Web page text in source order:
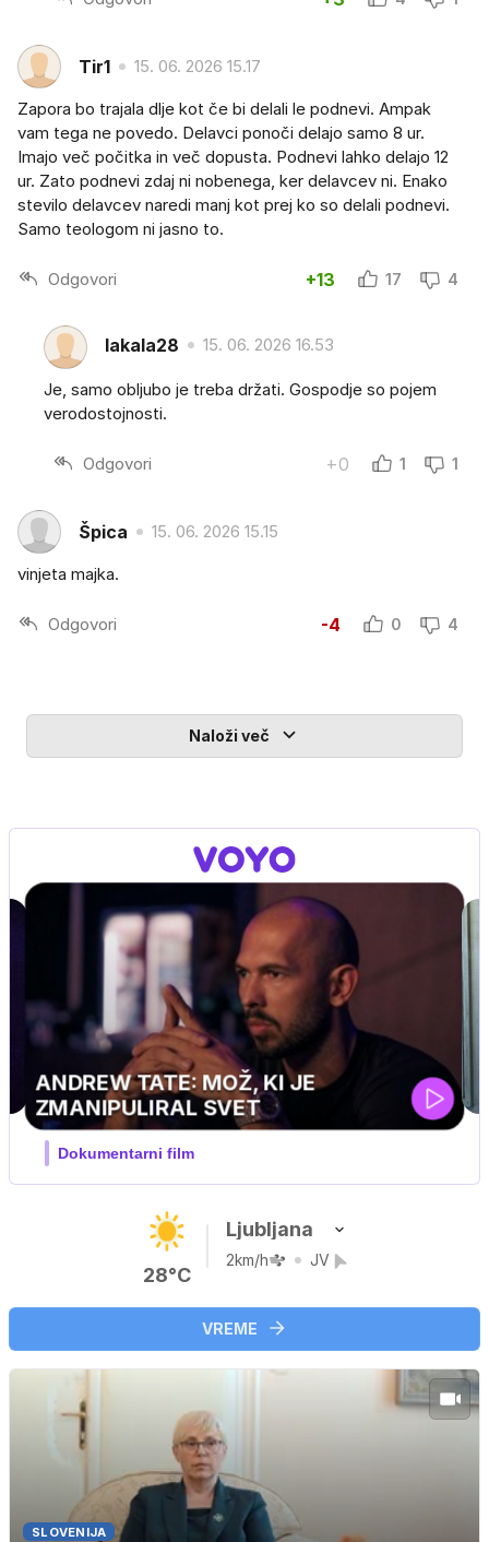
Tir1 15. 06. 2026 15.17
Zapora bo trajala dlje kot če bi delali le podnevi. Ampak
vam tega ne povedo. Delavci ponoči delajo samo 8 ur.
Imajo več počitka in več dopusta. Podnevi lahko delajo 12
ur. Zato podnevi zdaj ni nobenega, ker delavcev ni. Enako
stevilo delavcev naredi manj kot prej ko so delali podnevi.
Samo teologom ni jasno to.
Odgovori +13 17 4
lakala28 15. 06. 2026 16.53
Je, samo obljubo je treba držati. Gospodje so pojem
verodostojnosti.
Odgovori +0 1 1
Špica 15. 06. 2026 15.15
vinjeta majka.
Odgovori -4 0 4
Naloži več
28°C
Ljubljana
2km/h JV
VREME
SLOVENIJA